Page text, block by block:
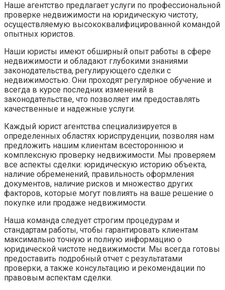
Наше агентство предлагает услуги по профессиональной
проверке недвижимости на юридическую чистоту,
осуществляемую высококвалифицированной командой
опытных юристов.
Наши юристы имеют обширный опыт работы в сфере
недвижимости и обладают глубокими знаниями
законодательства, регулирующего сделки с
недвижимостью. Они проходят регулярное обучение и
всегда в курсе последних изменений в
законодательстве, что позволяет им предоставлять
качественные и надежные услуги.
Каждый юрист агентства специализируется в
определенных областях юриспруденции, позволяя нам
предложить нашим клиентам всестороннюю и
комплексную проверку недвижимости. Мы проверяем
все аспекты сделки: юридическую историю объекта,
наличие обременений, правильность оформления
документов, наличие рисков и множество других
факторов, которые могут повлиять на ваше решение о
покупке или продаже недвижимости.
Наша команда следует строгим процедурам и
стандартам работы, чтобы гарантировать клиентам
максимально точную и полную информацию о
юридической чистоте недвижимости. Мы всегда готовы
предоставить подробный отчет с результатами
проверки, а также консультацию и рекомендации по
правовым аспектам сделки.